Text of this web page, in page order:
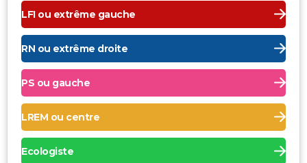
LFI ou extrême gauche
RN ou extrême droite
PS ou gauche
LREM ou centre
Ecologiste